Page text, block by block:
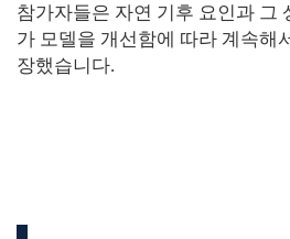
참가자들은 자연 기후 요인과 그
가 모델을 개선함에 따라 계속해
장했습니다.